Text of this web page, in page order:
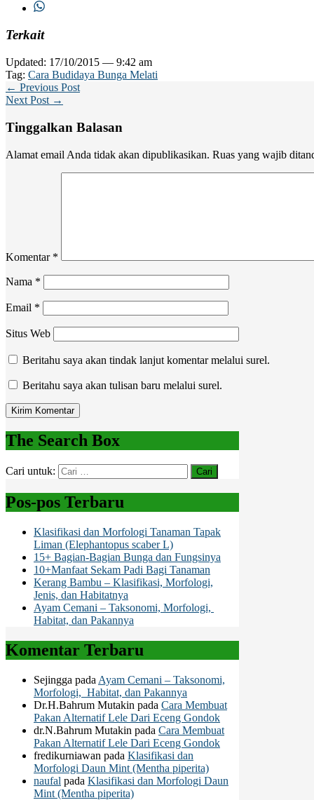
Terkait
Updated: 17/10/2015 — 9:42 am
Tag: Cara Budidaya Bunga Melati
← Previous Post
Next Post →
Tinggalkan Balasan
Alamat email Anda tidak akan dipublikasikan. Ruas yang wajib
Komentar *
Nama *
Email *
Situs Web
Beritahu saya akan tindak lanjut komentar melalui surel.
Beritahu saya akan tulisan baru melalui surel.
The Search Box
Cari untuk:
Pos-pos Terbaru
Klasifikasi dan Morfologi Tanaman Tapak
Liman (Elephantopus scaber L)
15+ Bagian-Bagian Bunga dan Fungsinya
10+Manfaat Sekam Padi Bagi Tanaman
Kerang Bambu – Klasifikasi, Morfologi,
Jenis, dan Habitatnya
Ayam Cemani – Taksonomi, Morfologi,
Habitat, dan Pakannya
Komentar Terbaru
Sejingga pada Ayam Cemani – Taksonomi,
Morfologi, Habitat, dan Pakannya
Dr.H.Bahrum Mutakin pada Cara Membuat
Pakan Alternatif Lele Dari Eceng Gondok
dr.N.Bahrum Mutakin pada Cara Membuat
Pakan Alternatif Lele Dari Eceng Gondok
fredikurniawan pada Klasifikasi dan
Morfologi Daun Mint (Mentha piperita)
naufal pada Klasifikasi dan Morfologi Daun
Mint (Mentha piperita)